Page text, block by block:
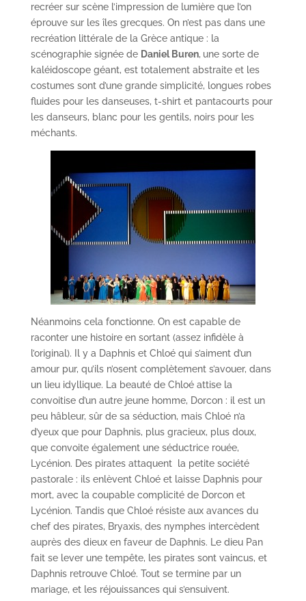
recréer sur scène l’impression de lumière que l’on
éprouve sur les îles grecques. On n’est pas dans une
recréation littérale de la Grèce antique : la
scénographie signée de Daniel Buren, une sorte de
kaléidoscope géant, est totalement abstraite et les
costumes sont d’une grande simplicité, longues robes
fluides pour les danseuses, t-shirt et pantacourts pour
les danseurs, blanc pour les gentils, noirs pour les
méchants.
Néanmoins cela fonctionne. On est capable de
raconter une histoire en sortant (assez infidèle à
l’original). Il y a Daphnis et Chloé qui s’aiment d’un
amour pur, qu’ils n’osent complètement s’avouer, dans
un lieu idyllique. La beauté de Chloé attise la
convoitise d’un autre jeune homme, Dorcon : il est un
peu hâbleur, sûr de sa séduction, mais Chloé n’a
d’yeux que pour Daphnis, plus gracieux, plus doux,
que convoite également une séductrice rouée,
Lycénion. Des pirates attaquent la petite société
pastorale : ils enlèvent Chloé et laisse Daphnis pour
mort, avec la coupable complicité de Dorcon et
Lycénion. Tandis que Chloé résiste aux avances du
chef des pirates, Bryaxis, des nymphes intercèdent
auprès des dieux en faveur de Daphnis. Le dieu Pan
fait se lever une tempête, les pirates sont vaincus, et
Daphnis retrouve Chloé. Tout se termine par un
mariage, et les réjouissances qui s’ensuivent.